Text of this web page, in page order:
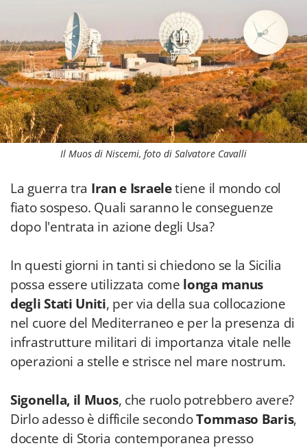
Il Muos di Niscemi, foto di Salvatore Cavalli
La guerra tra Iran e Israeletiene il mondo col
fiato sospeso. Quali saranno le conseguenze
dopo l'entrata in azione degli Usa?
In questi giorni in tanti si chiedono se la Sicilia
possa essere utilizzata come longa manus
degli Stati Uniti, per via della sua collocazione
nel cuore del Mediterraneo e per la presenza di
infrastrutture militari di importanza vitale nelle
operazioni a stelle e strisce nel mare nostrum.
Sigonella, il Muos, che ruolo potrebbero avere?
Dirlo adesso è difficile secondoTommaso Baris,
docente di Storia contemporanea presso